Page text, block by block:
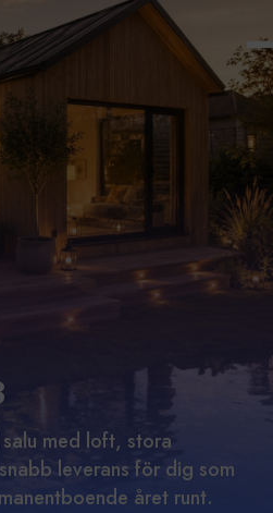
med loft, stora
leverans för dig som
året runt.